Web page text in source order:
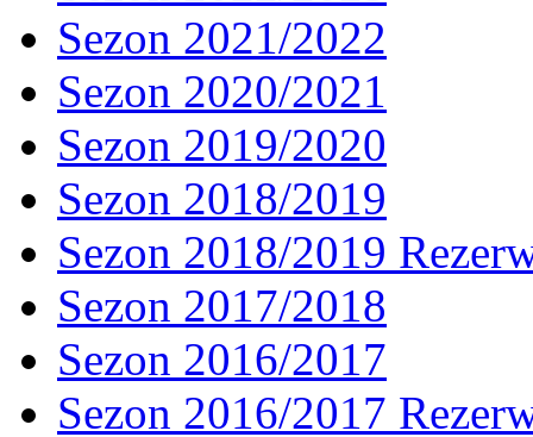
Sezon 2021/2022
Sezon 2020/2021
Sezon 2019/2020
Sezon 2018/2019
Sezon 2018/2019
Sezon 2017/2018
Sezon 2016/2017
Sezon 2016/2017